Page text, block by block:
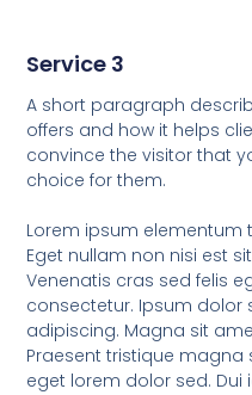
Service 3
A short paragraph
offers and how it helps
convince the visitor that
choice for them.
Lorem ipsum elementum
Eget nullam non nisi est
Venenatis cras sed felis
consectetur. Ipsum
adipiscing. Magna sit
Praesent tristique magna
eget lorem dolor sed. Dui